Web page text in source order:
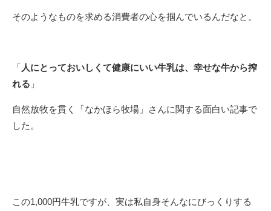
そのようなものを求める消費者の心を掴んでいるんだなと。
「 人にとっておいしくて健康にいい牛乳は、幸せな牛から搾
れる 」
自然放牧を貫く「なかほら牧場」さんに関する面白い記事で
した。
この1,000円牛乳ですが、実は私自身そんなにびっくりする